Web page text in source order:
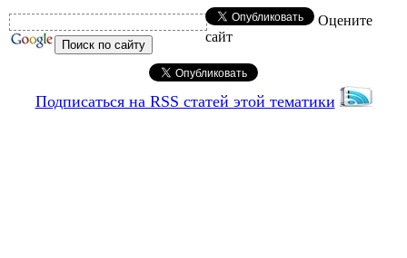
Оцените
сайт
Подписаться на RSS статей этой тематики